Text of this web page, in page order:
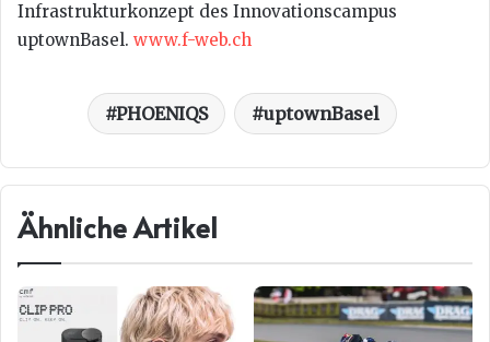
Infrastrukturkonzept des Innovationscampus
uptownBasel. www.f-web.ch
PHOENIQS uptownBasel
Ähnliche Artikel